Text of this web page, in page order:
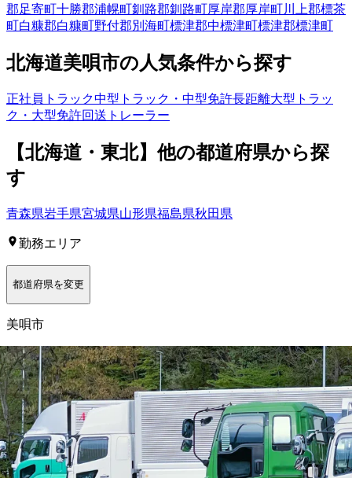
郡足寄町十勝郡浦幌町釧路郡釧路町厚岸郡厚岸町川上郡標茶
町白糠郡白糠町野付郡別海町標津郡中標津町標津郡標津町
北海道美唄市の人気条件から探す
正社員 トラック中型トラック・中型免許長距離大型トラッ
ク・大型免許回送 トレーラー
【北海道・東北】他の都道府県から探
す
青森県岩手県宮城県山形県福島県秋田県
勤務エリア
都道府県を変更
美唄市
選択しなおす
こだわり条件を追加する この条件で更に絞り込む
ドライバー
(22,209件）